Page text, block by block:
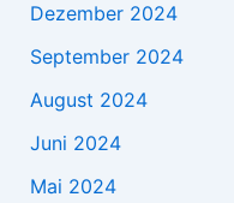
Dezember 2024
September 2024
August 2024
Juni 2024
Mai 2024